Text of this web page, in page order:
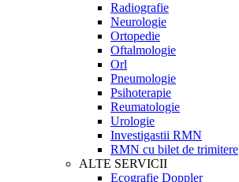
Radiografie
Neurologie
Ortopedie
Oftalmologie
Orl
Pneumologie
Psihoterapie
Reumatologie
Urologie
Investigastii RMN
RMN cu bilet de trimitere
ALTE SERVICII
Ecografie Doppler